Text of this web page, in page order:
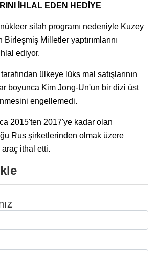
İHLAL EDEN HEDİYE
silah programı nedeniyle Kuzey
Milletler yaptırımlarını
ediyor.
ülkeye lüks mal satışlarının
boyunca Kim Jong-Un'un bir dizi üst
engellemedi.
2015'ten 2017'ye kadar olan
Rus şirketlerinden olmak üzere
ithal etti.